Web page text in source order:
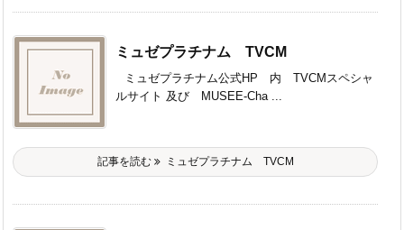
ミュゼプラチナム TVCM
ミュゼプラチナム公式HP 内 TVCMスペシャ
ルサイト 及び MUSEE-Cha ...
記事を読む ミュゼプラチナム TVCM